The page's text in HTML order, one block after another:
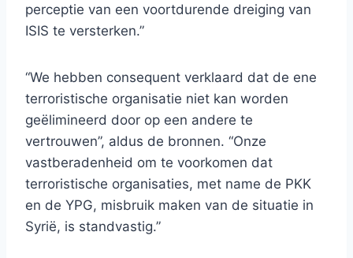
perceptie van een voortdurende dreiging van
ISIS te versterken.”
“We hebben consequent verklaard dat de ene
terroristische organisatie niet kan worden
geëlimineerd door op een andere te
vertrouwen”, aldus de bronnen. “Onze
vastberadenheid om te voorkomen dat
terroristische organisaties, met name de PKK
en de YPG, misbruik maken van de situatie in
Syrië, is standvastig.”